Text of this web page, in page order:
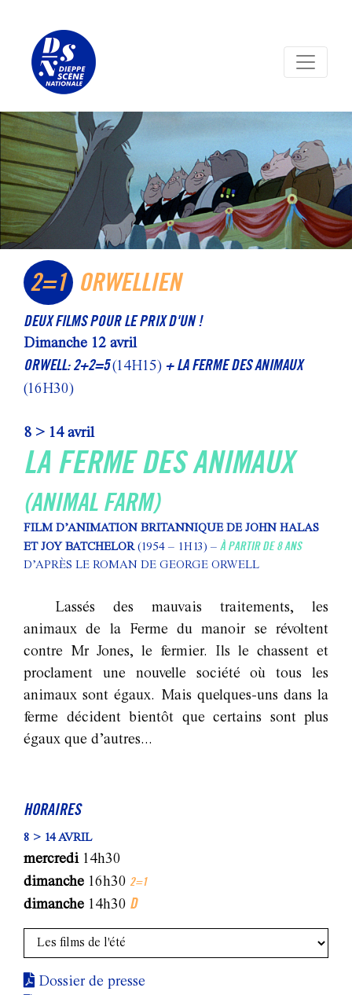
2=1 ORWELLIEN
DEUX FILMS POUR LE PRIX D'UN !
Dimanche 12 avril
ORWELL: 2+2=5(14H15) + LA FERME DES ANIMAUX
(16H30)
8 > 14 avril
LA FERME DES ANIMAUX
(ANIMAL FARM)
FILM D’ANIMATION BRITANNIQUE DE JOHN HALAS
ET JOY BATCHELOR (1954 – 1H13) – À PARTIR DE 8 ANS
D’APRÈS LE ROMAN DE GEORGE ORWELL
Lassés des mauvais traitements, les
animaux de la Ferme du manoir se révoltent
contre Mr Jones, le fermier. Ils le chassent et
proclament une nouvelle société où tous les
animaux sont égaux. Mais quelques-uns dans la
ferme décident bientôt que certains sont plus
égaux que d’autres...
HORAIRES
8 > 14 AVRIL
mercredi14h30
dimanche 16h30 2=1
dimanche 14h30 D
Dossier de presse